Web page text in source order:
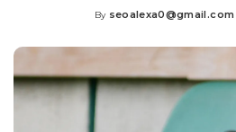
Posted
By seoalexa0@gmail.com